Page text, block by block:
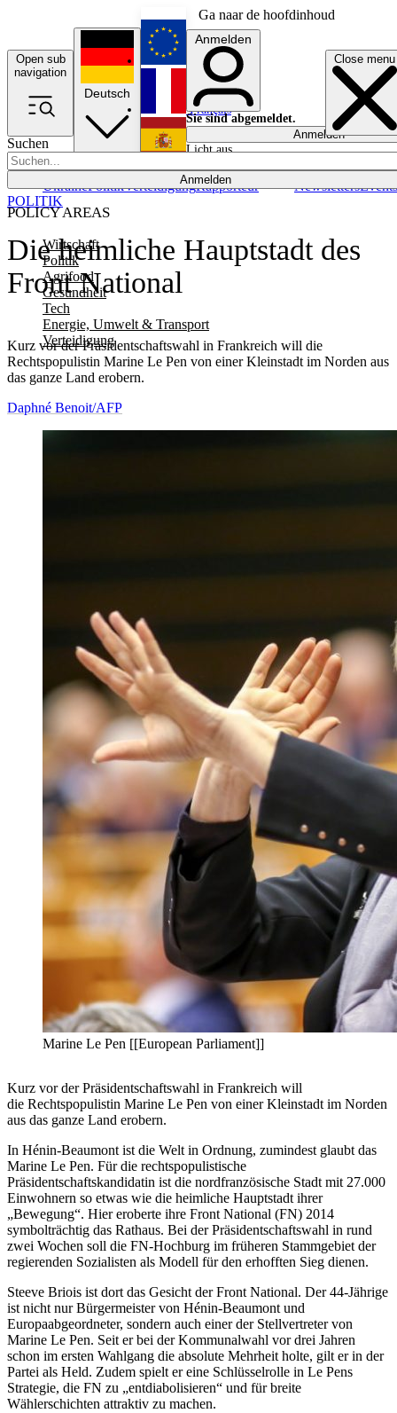
Ga naar de hoofdinhoud
Open sub
navigation
Close menu
Suchen
Anmelden
POLICY AREAS
Wirtschaft
Politik
Agrifood
Gesundheit
Tech
Energie, Umwelt & Transport
Verteidigung
UkrainePolitikVerteidigungRapporteur NewslettersEvents
Deutsch
English
Français
Anmelden
Sie sind abgemeldet.
Anmelden
Licht aus
Die heimliche Hauptstadt des
Front National
Kurz vor der Präsidentschaftswahl in Frankreich will die
Rechtspopulistin Marine Le Pen von einer Kleinstadt im Norden aus
das ganze Land erobern.
POLITIK
Daphné Benoit/AFP
Marine Le Pen [[European Parliament]]
Kurz vor der Präsidentschaftswahl in Frankreich will
die Rechtspopulistin Marine Le Pen von einer Kleinstadt im Norden
aus das ganze Land erobern.
In Hénin-Beaumont ist die Welt in Ordnung, zumindest glaubt das
Marine Le Pen. Für die rechtspopulistische
Präsidentschaftskandidatin ist die nordfranzösische Stadt mit 27.000
Einwohnern so etwas wie die heimliche Hauptstadt ihrer
„Bewegung“. Hier eroberte ihre Front National (FN) 2014
symbolträchtig das Rathaus. Bei der Präsidentschaftswahl in rund
zwei Wochen soll die FN-Hochburg im früheren Stammgebiet der
regierenden Sozialisten als Modell für den erhofften Sieg dienen.
Steeve Briois ist dort das Gesicht der Front National. Der 44-Jährige
ist nicht nur Bürgermeister von Hénin-Beaumont und
Europaabgeordneter, sondern auch einer der Stellvertreter von
Marine Le Pen. Seit er bei der Kommunalwahl vor drei Jahren
schon im ersten Wahlgang die absolute Mehrheit holte, gilt er in der
Partei als Held. Zudem spielt er eine Schlüsselrolle in Le Pens
Strategie, die FN zu „entdiabolisieren“ und für breite
Wählerschichten attraktiv zu machen.